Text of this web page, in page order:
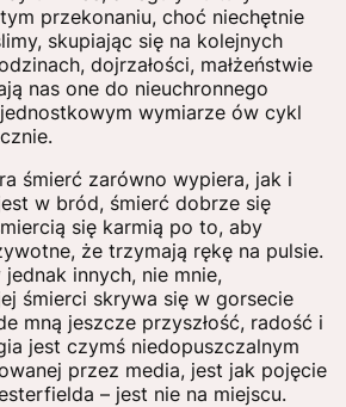
przekonaniu, choć niechętnie
skupiając się na kolejnych
dojrzałości, małżeństwie
nas one do nieuchronnego
wymiarze ów cykl
śmierć zarówno wypiera, jak i
w bród, śmierć dobrze się
się karmią po to, aby
że trzymają rękę na pulsie.
innych, nie mnie,
śmierci skrywa się w gorsecie
mną jeszcze przyszłość, radość i
jest czymś niedopuszczalnym
przez media, jest jak pojęcie
– jest nie na miejscu.